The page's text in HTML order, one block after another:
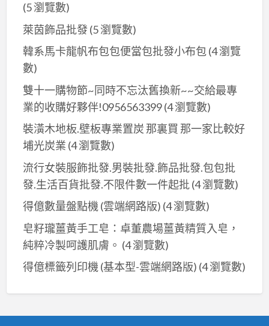
(5 瀏覽數)
萊茵飾品批發(5 瀏覽數)
韓系馬卡龍帆布包包便當包批發小布包(4 瀏覽
數)
雙十一購物節~同時不忘汰舊換新~~交給最專
業的收購好夥伴!0956563399(4 瀏覽數)
裝潢木地板.壁板專業置炭 那裏買 那一家比較好
埔光炭業 (4 瀏覽數)
流行女裝服飾批發.男裝批發.飾品批發.包包批
發.生活百貨批發.不限件數一件起批(4 瀏覽數)
得億數量盤點機 (雲端網路版) (4 瀏覽數)
皂籽瓏薑黃手工皂：卓董農場薑黃精質入皂，
純粹冷製呵護肌膚。 (4 瀏覽數)
得億標籤列印機 (基本型-雲端網路版) (4 瀏覽數)